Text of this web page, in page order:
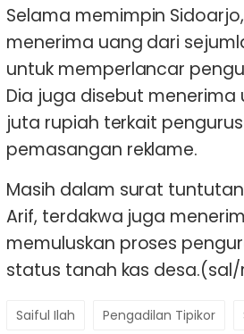
Selama memimpin
menerima uang dari
untuk memperlancar
Dia juga disebut
juta rupiah terkait
pemasangan reklame.
Masih dalam surat
Arif, terdakwa juga
memuluskan proses
status tanah kas
Saiful Ilah Pengadilan Tipikor